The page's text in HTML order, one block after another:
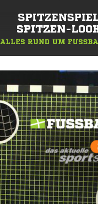
SPITZEN-
ALLES RUND UM